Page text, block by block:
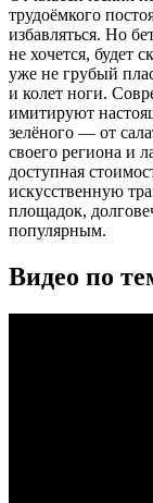
трудоёмкого
избавляться. Но
не хочется, будет
уже не грубый
и колет ноги.
имитируют
зелёного — от
своего региона и
доступная
искусственную
площадок,
популярным.
Видео по